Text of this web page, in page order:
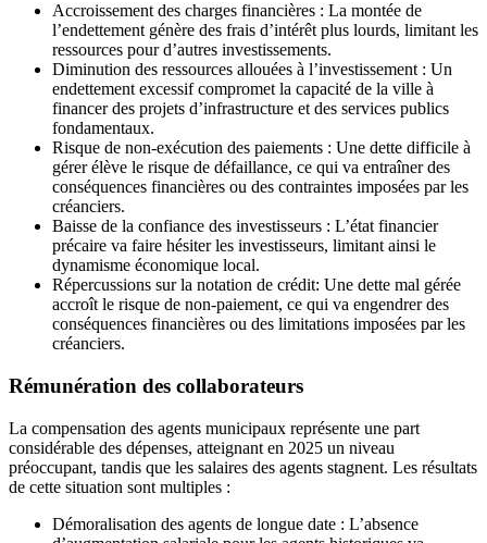
Accroissement des charges financières : La montée de
l’endettement génère des frais d’intérêt plus lourds, limitant les
ressources pour d’autres investissements.
Diminution des ressources allouées à l’investissement : Un
endettement excessif compromet la capacité de la ville à
financer des projets d’infrastructure et des services publics
fondamentaux.
Risque de non-exécution des paiements : Une dette difficile à
gérer élève le risque de défaillance, ce qui va entraîner des
conséquences financières ou des contraintes imposées par les
créanciers.
Baisse de la confiance des investisseurs : L’état financier
précaire va faire hésiter les investisseurs, limitant ainsi le
dynamisme économique local.
Répercussions sur la notation de crédit: Une dette mal gérée
accroît le risque de non-paiement, ce qui va engendrer des
conséquences financières ou des limitations imposées par les
créanciers.
Rémunération des collaborateurs
La compensation des agents municipaux représente une part
considérable des dépenses, atteignant en 2025 un niveau
préoccupant, tandis que les salaires des agents stagnent. Les résultats
de cette situation sont multiples :
Démoralisation des agents de longue date : L’absence